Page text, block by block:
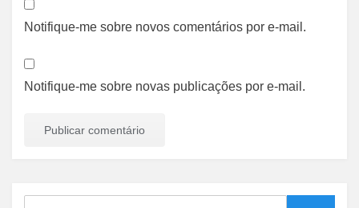
Notifique-me sobre novos comentários por e-mail.
Notifique-me sobre novas publicações por e-mail.